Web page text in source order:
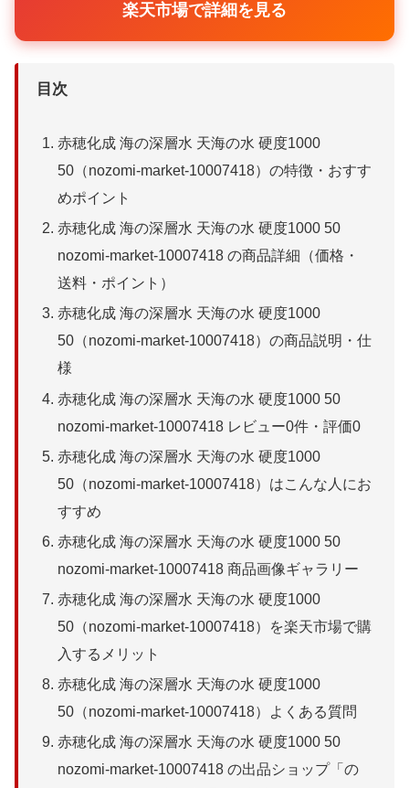
楽天市場で詳細を見る
目次
赤穂化成 海の深層水 天海の水 硬度1000
50（nozomi-market-10007418）の特徴・おすす
めポイント
赤穂化成 海の深層水 天海の水 硬度1000 50
nozomi-market-10007418 の商品詳細（価格・
送料・ポイント）
赤穂化成 海の深層水 天海の水 硬度1000
50（nozomi-market-10007418）の商品説明・仕
様
赤穂化成 海の深層水 天海の水 硬度1000 50
nozomi-market-10007418 レビュー0件・評価0
赤穂化成 海の深層水 天海の水 硬度1000
50（nozomi-market-10007418）はこんな人にお
すすめ
赤穂化成 海の深層水 天海の水 硬度1000 50
nozomi-market-10007418 商品画像ギャラリー
赤穂化成 海の深層水 天海の水 硬度1000
50（nozomi-market-10007418）を楽天市場で購
入するメリット
赤穂化成 海の深層水 天海の水 硬度1000
50（nozomi-market-10007418）よくある質問
赤穂化成 海の深層水 天海の水 硬度1000 50
nozomi-market-10007418 の出品ショップ「の